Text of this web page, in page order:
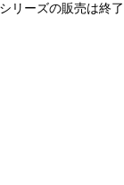
ーズの販売は終了